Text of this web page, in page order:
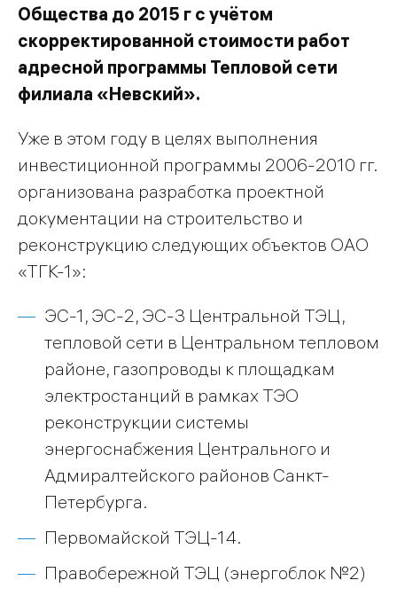
Общества до 2015 г с учётом
скорректированной стоимости работ
адресной программы Тепловой сети
филиала «Невский».
Уже в этом году в целях выполнения
инвестиционной программы 2006-2010 гг.
организована разработка проектной
документации на строительство и
реконструкцию следующих объектов ОАО
«ТГК-1»:
ЭС-1, ЭС-2, ЭС-3 Центральной ТЭЦ,
тепловой сети в Центральном тепловом
районе, газопроводы к площадкам
электростанций в рамках ТЭО
реконструкции системы
энергоснабжения Центрального и
Адмиралтейского районов Санкт-
Петербурга.
Первомайской ТЭЦ-14.
Правобережной ТЭЦ (энергоблок №2)